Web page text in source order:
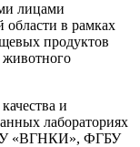
лицами
области в рамках
продуктов
животного
и
лабораториях
«ВГНКИ», ФГБУ